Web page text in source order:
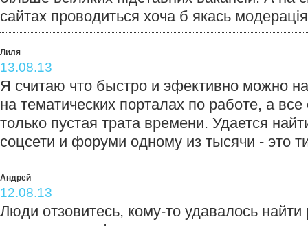
сайтах проводиться хоча б якась
Лиля
13.08.13
Я считаю что быстро и эфективно можно
на тематических порталах по работе, а все
только пустая трата времени. Удается
соцсети и форуми одному из тысячи - это
Андрей
12.08.13
Люди отзовитесь, кому-то удавалось найти